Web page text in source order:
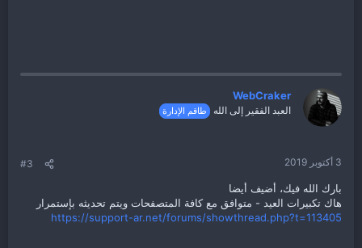
WebCraker
العبد الفقير إلى الله طاقم الإدارة
3 أكتوبر 2019 #3
بارك الله فيك، أضيف أيضا
هاك تكبيرات العيد - متوافق مع كافة المتصفحات ويتم تحديثه بإستمرار
https://support-ar.net/forums/showthread.php?t=113405